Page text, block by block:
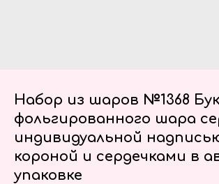
Набор из шаров №1368
фольгированного шара
индивидуальной
короной и сердечками в
упаковке